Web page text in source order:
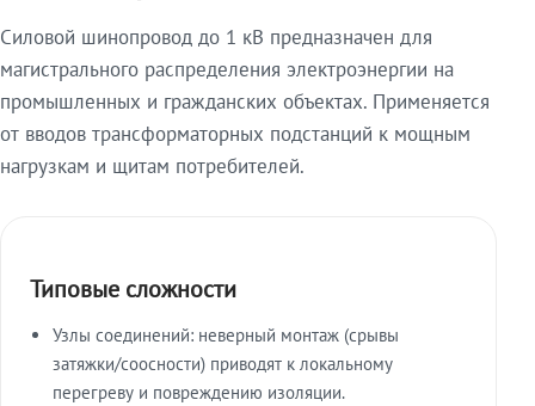
Силовой шинопровод до 1 кВ предназначен для
магистрального распределения электроэнергии на
промышленных и гражданских объектах. Применяется
от вводов трансформаторных подстанций к мощным
нагрузкам и щитам потребителей.
Типовые сложности
Узлы соединений: неверный монтаж (срывы
затяжки/соосности) приводят к локальному
перегреву и повреждению изоляции.